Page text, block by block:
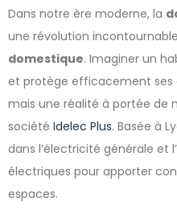
Dans notre ère moderne, la
une révolution
domestique. Imaginer un
et protège efficacement ses
mais une réalité à portée de
société Idelec Plus. Basée à
dans l’électricité générale et
électriques pour apporter
espaces.